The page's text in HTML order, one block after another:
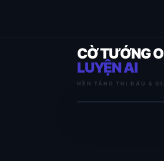
CỜ TƯỚNG
LUYỆN AI
NỀN TẢNG THI ĐẤU &